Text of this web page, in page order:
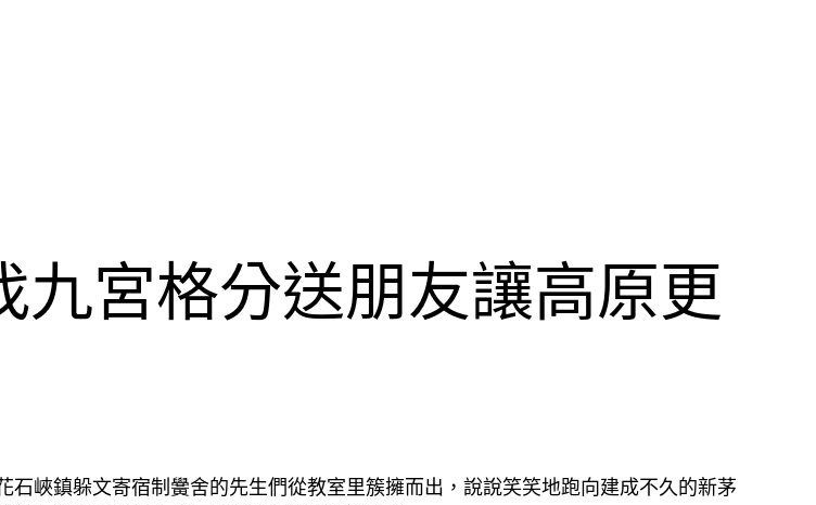
九宮格分送朋友讓高原更
峽鎮躲文寄宿制黌舍的先生們從教室里簇擁而出，說說笑笑地跑向建成不久的新茅